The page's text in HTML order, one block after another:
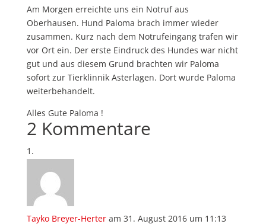
Am Morgen erreichte uns ein Notruf aus
Oberhausen. Hund Paloma brach immer wieder
zusammen. Kurz nach dem Notrufeingang trafen wir
vor Ort ein. Der erste Eindruck des Hundes war nicht
gut und aus diesem Grund brachten wir Paloma
sofort zur Tierklinnik Asterlagen. Dort wurde Paloma
weiterbehandelt.
Alles Gute Paloma !
2 Kommentare
Tayko Breyer-Herter am 31. August 2016 um 11:13